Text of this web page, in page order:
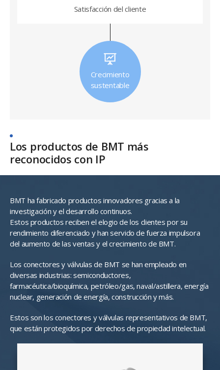
Satisfacción del cliente
Crecimiento
sustentable
Los productos de BMT más
reconocidos con IP
BMT ha fabricado productos innovadores gracias a la
investigación y el desarrollo continuos.
Estos productos reciben el elogio de los clientes por su
rendimiento diferenciado y han servido de fuerza impulsora
del aumento de las ventas y el crecimiento de BMT.
Los conectores y válvulas de BMT se han empleado en
diversas industrias: semiconductores,
farmacéutica/bioquímica, petróleo/gas, naval/astillera, energía
nuclear, generación de energía, construcción y más.
Estos son los conectores y válvulas representativos de BMT,
que están protegidos por derechos de propiedad intelectual.